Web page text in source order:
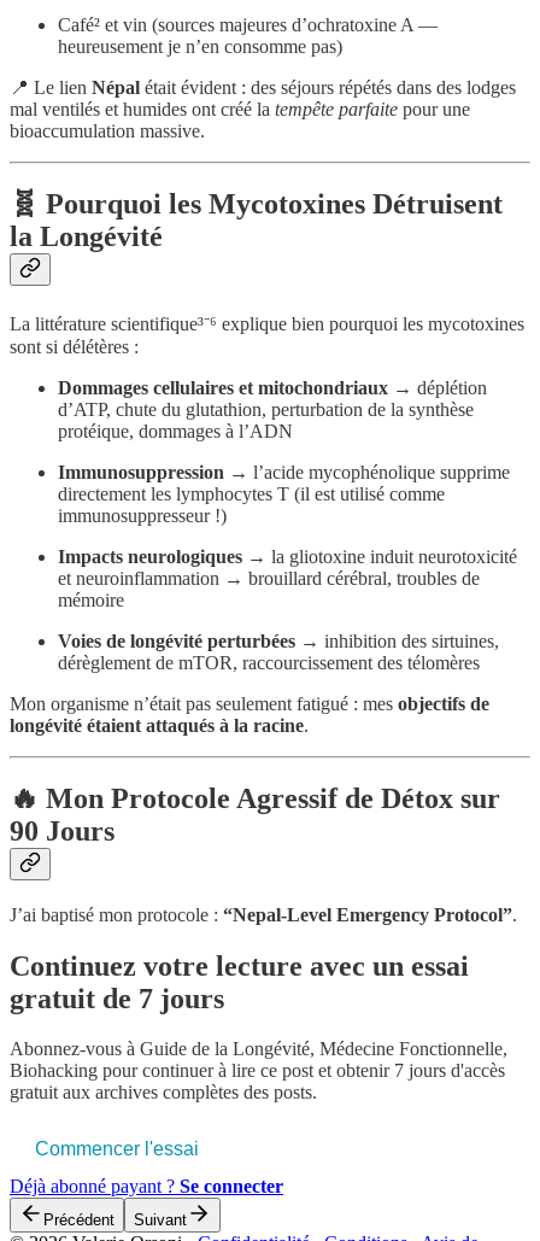
Café² et vin (sources majeures d’ochratoxine A —
heureusement je n’en consomme pas)
📍 Le lien Népal était évident : des séjours répétés dans des lodges
mal ventilés et humides ont créé la tempête parfaite pour une
bioaccumulation massive.
🧬 Pourquoi les Mycotoxines Détruisent
la Longévité
La littérature scientifique³⁻⁶ explique bien pourquoi les mycotoxines
sont si délétères :
Dommages cellulaires et mitochondriaux → déplétion
d’ATP, chute du glutathion, perturbation de la synthèse
protéique, dommages à l’ADN
Immunosuppression → l’acide mycophénolique supprime
directement les lymphocytes T (il est utilisé comme
immunosuppresseur !)
Impacts neurologiques → la gliotoxine induit neurotoxicité
et neuroinflammation → brouillard cérébral, troubles de
mémoire
Voies de longévité perturbées → inhibition des sirtuines,
dérèglement de mTOR, raccourcissement des télomères
Mon organisme n’était pas seulement fatigué : mes objectifs de
longévité étaient attaqués à la racine.
🔥 Mon Protocole Agressif de Détox sur
90 Jours
J’ai baptisé mon protocole : “Nepal-Level Emergency Protocol”.
Continuez votre lecture avec un essai
gratuit de 7 jours
Abonnez-vous à Guide de la Longévité, Médecine Fonctionnelle,
Biohacking pour continuer à lire ce post et obtenir 7 jours d'accès
gratuit aux archives complètes des posts.
Commencer l'essai
Déjà abonné payant ? Se connecter
Précédent Suivant